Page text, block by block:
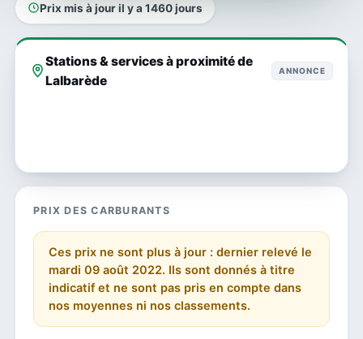
Prix mis à jour il y a 1460 jours
Stations & services à proximité de
Lalbarède
ANNONCE
PRIX DES CARBURANTS
Ces prix ne sont plus à jour : dernier relevé le
mardi 09 août 2022. Ils sont donnés à titre
indicatif et ne sont pas pris en compte dans
nos moyennes ni nos classements.